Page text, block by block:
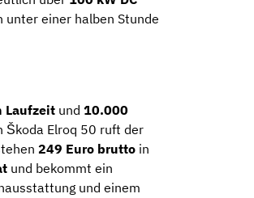
einer halben Stunde
Laufzeit und 10.000
Škoda Elroq 50 ruft der
249 Euro brutto in
und bekommt ein
und einem